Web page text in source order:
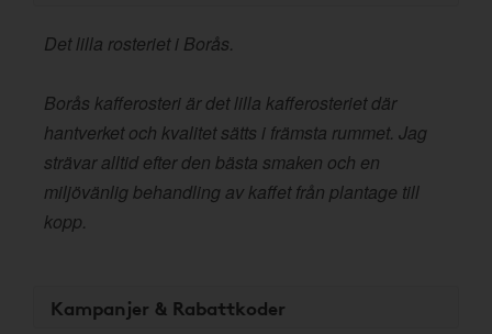
Det lilla rosteriet i Borås.
Borås kafferosteri är det lilla kafferosteriet där
hantverket och kvalitet sätts i främsta rummet. Jag
strävar alltid efter den bästa smaken och en
miljövänlig behandling av kaffet från plantage till
kopp.
Kampanjer & Rabattkoder